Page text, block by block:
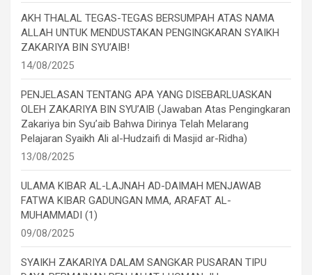
AKH THALAL TEGAS-TEGAS BERSUMPAH ATAS NAMA
ALLAH UNTUK MENDUSTAKAN PENGINGKARAN SYAIKH
ZAKARIYA BIN SYU’AIB!
14/08/2025
PENJELASAN TENTANG APA YANG DISEBARLUASKAN
OLEH ZAKARIYA BIN SYU’AIB (Jawaban Atas Pengingkaran
Zakariya bin Syu’aib Bahwa Dirinya Telah Melarang
Pelajaran Syaikh Ali al-Hudzaifi di Masjid ar-Ridha)
13/08/2025
ULAMA KIBAR AL-LAJNAH AD-DAIMAH MENJAWAB
FATWA KIBAR GADUNGAN MMA, ARAFAT AL-
MUHAMMADI (1)
09/08/2025
SYAIKH ZAKARIYA DALAM SANGKAR PUSARAN TIPU